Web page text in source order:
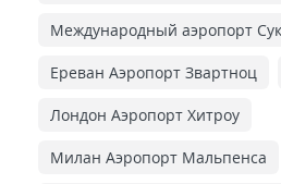
Международный аэропорт
Ереван Аэропорт Звартноц
Лондон Аэропорт Хитроу
Милан Аэропорт Мальпенса